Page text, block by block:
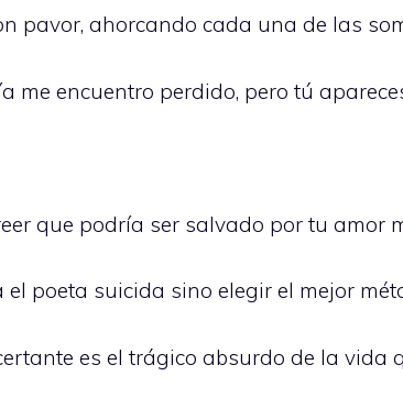
pavor, ahorcando cada una de las
me encuentro perdido, pero tú
que podría ser salvado por tu amor
poeta suicida sino elegir el mejor
es el trágico absurdo de la vida